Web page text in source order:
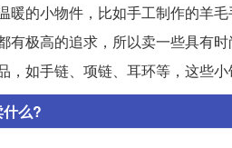
暖的小物件，比如手工制作的羊
有极高的追求，所以卖一些具有
，如手链、项链、耳环等，这些
么?